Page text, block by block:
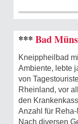
*** Bad
Kneippheilbad
Ambiente, lebte
von
Rheinland, vor
den
Anzahl für
Nach diversen